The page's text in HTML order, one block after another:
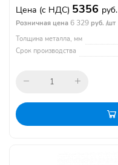
Цена (с НДС) 5356 руб.
Розничная цена 6 329 руб. /шт
Толщина металла, мм
Срок производства